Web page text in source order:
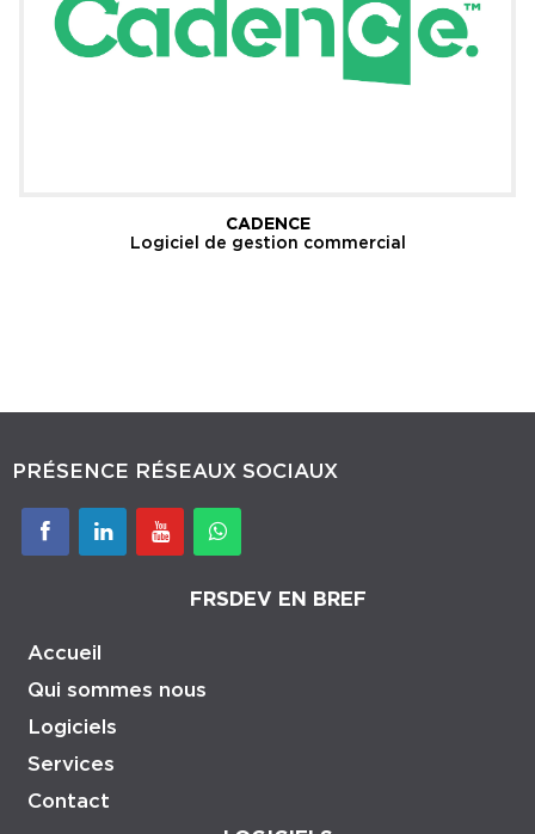
CADENCE
Logiciel de gestion commercial
PRÉSENCE RÉSEAUX SOCIAUX
FRSDEV EN BREF
Accueil
Qui sommes nous
Logiciels
Services
Contact